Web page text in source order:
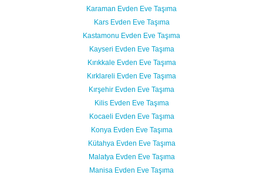
Karaman Evden Eve Taşıma
Kars Evden Eve Taşıma
Kastamonu Evden Eve Taşıma
Kayseri Evden Eve Taşıma
Kırıkkale Evden Eve Taşıma
Kırklareli Evden Eve Taşıma
Kırşehir Evden Eve Taşıma
Kilis Evden Eve Taşıma
Kocaeli Evden Eve Taşıma
Konya Evden Eve Taşıma
Kütahya Evden Eve Taşıma
Malatya Evden Eve Taşıma
Manisa Evden Eve Taşıma